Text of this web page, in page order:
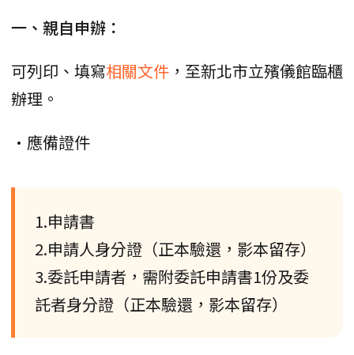
一、親自申辦：
可列印、填寫相關文件 ，至新北市立殯儀館臨櫃
辦理。
•應備證件
1.申請書
2.申請人身分證（正本驗還，影本留存）
3.委託申請者，需附委託申請書1份及委
託者身分證（正本驗還，影本留存）